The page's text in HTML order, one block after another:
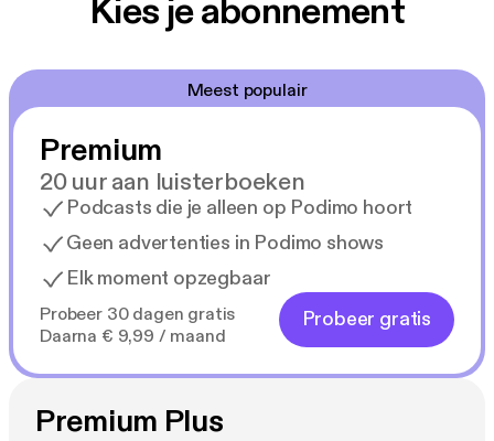
Kies je abonnement
Meest populair
Premium
20 uur aan luisterboeken
Podcasts die je alleen op Podimo hoort
Geen advertenties in Podimo shows
Elk moment opzegbaar
Probeer 30 dagen gratis
Daarna € 9,99 / maand
Probeer gratis
Premium Plus